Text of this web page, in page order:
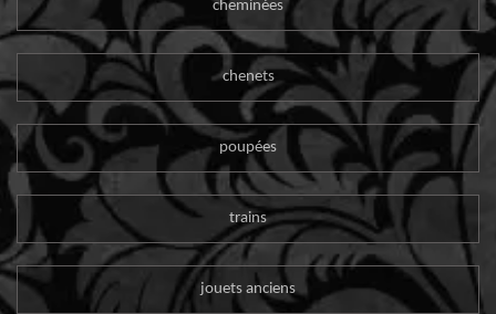
cheminées
chenets
poupées
trains
jouets anciens